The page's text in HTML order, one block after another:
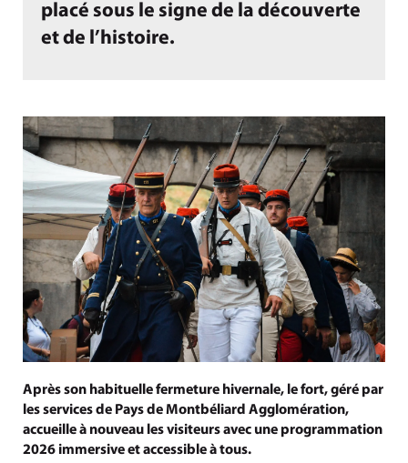
placé sous le signe de la découverte
et de l’histoire.
Après son habituelle fermeture hivernale, le fort, géré par
les services de Pays de Montbéliard Agglomération,
accueille à nouveau les visiteurs avec une programmation
2026 immersive et accessible à tous.